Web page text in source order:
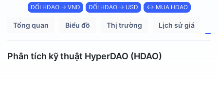
ĐỔI HDAO → VND ĐỔI HDAO → USD ↔ MUA HDAO
Tổng quan Biểu đồ Thị trường Lịch sử giá
Phân tích kỹ thuật HyperDAO (HDAO)